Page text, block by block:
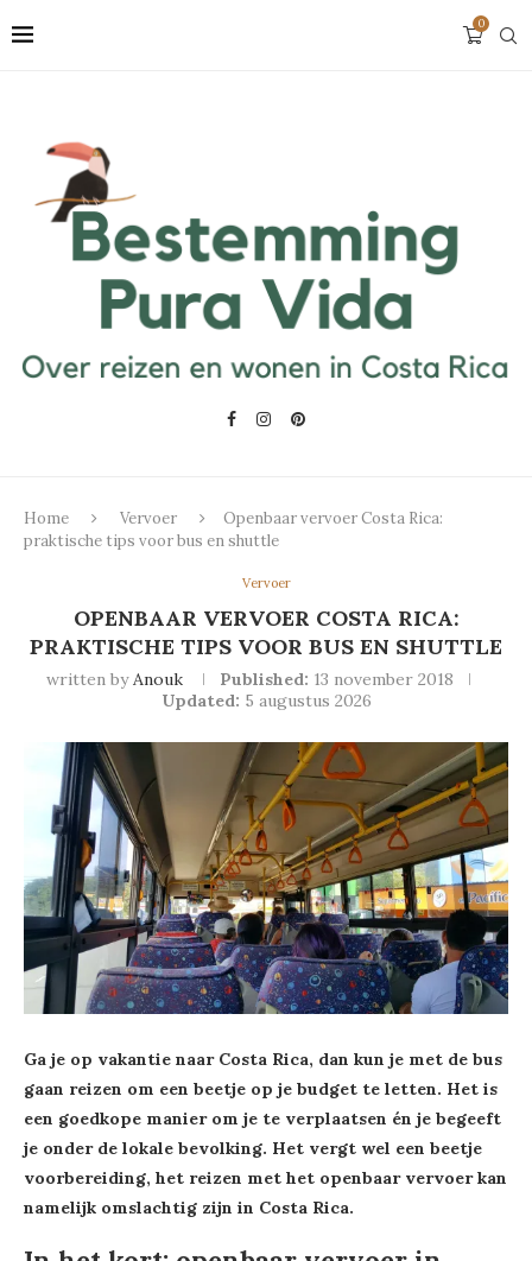
0
Home Vervoer
Openbaar vervoer Costa Rica:
praktische tips voor bus en shuttle
Vervoer
OPENBAAR VERVOER COSTA RICA:
PRAKTISCHE TIPS VOOR BUS EN SHUTTLE
written byAnouk Published: 13 november 2018
Updated: 5 augustus 2026
Ga je op vakantie naar Costa Rica, dan kun je met de bus
gaan reizen om een beetje op je budget te letten. Het is
een goedkope manier om je te verplaatsen én je begeeft
je onder de lokale bevolking. Het vergt wel een beetje
voorbereiding, het reizen met het openbaar vervoer kan
namelijk omslachtig zijn in Costa Rica.